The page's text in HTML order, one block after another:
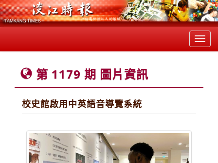
第 1179 期 圖片資訊
校史館啟用中英語音導覽系統